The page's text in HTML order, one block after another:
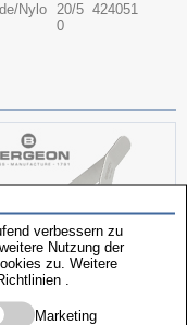
Nylo 20/5
0
424051
Kornzange
verbessern zu
Nutzung der
zu. Weitere
Marketing